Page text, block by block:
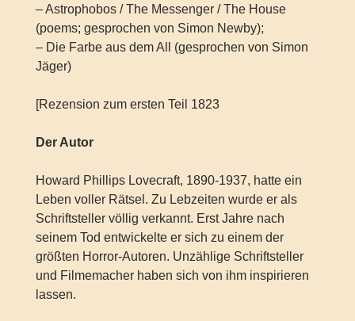
– Astrophobos / The Messenger / The House
(poems; gesprochen von Simon Newby);
– Die Farbe aus dem All (gesprochen von Simon
Jäger)
[Rezension zum ersten Teil 1823
Der Autor
Howard Phillips Lovecraft, 1890-1937, hatte ein
Leben voller Rätsel. Zu Lebzeiten wurde er als
Schriftsteller völlig verkannt. Erst Jahre nach
seinem Tod entwickelte er sich zu einem der
größten Horror-Autoren. Unzählige Schriftsteller
und Filmemacher haben sich von ihm inspirieren
lassen.